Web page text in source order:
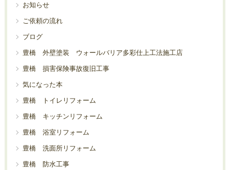
お知らせ
ご依頼の流れ
ブログ
豊橋 外壁塗装 ウォールバリア多彩仕上工法施工店
豊橋 損害保険事故復旧工事
気になった本
豊橋 トイレリフォーム
豊橋 キッチンリフォーム
豊橋 浴室リフォーム
豊橋 洗面所リフォーム
豊橋 防水工事